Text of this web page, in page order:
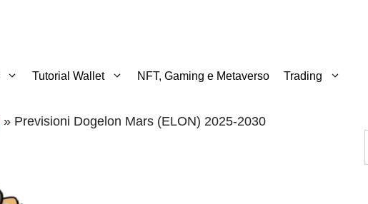
Tutorial Wallet NFT, Gaming e Metaverso Trading
» Previsioni Dogelon Mars (ELON) 2025-2030